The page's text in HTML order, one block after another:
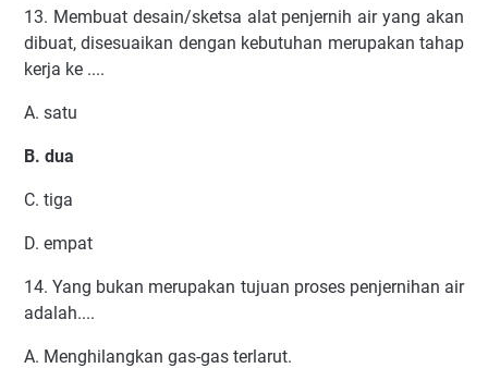
13. Membuat desain/sketsa alat penjernih air yang akan
dibuat, disesuaikan dengan kebutuhan merupakan tahap
kerja ke ....
A. satu
B. dua
C. tiga
D. empat
14. Yang bukan merupakan tujuan proses penjernihan air
adalah....
A. Menghilangkan gas-gas terlarut.